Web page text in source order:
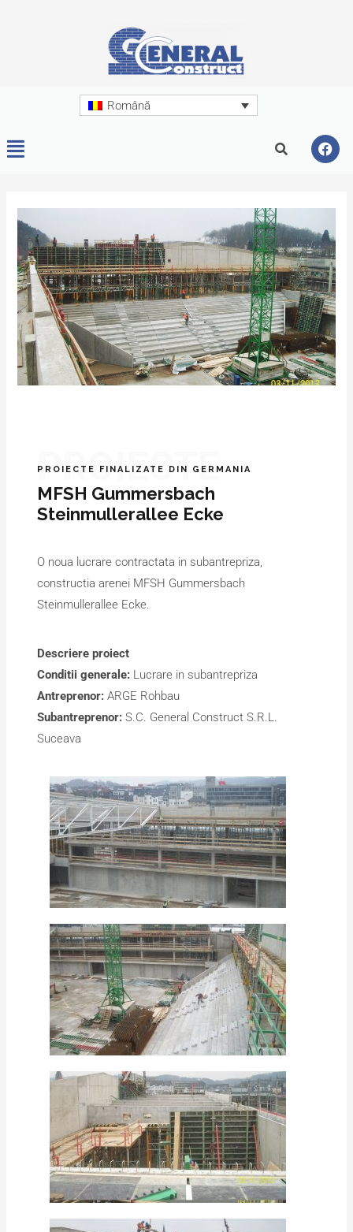
Română
PROIECTE
PROIECTE FINALIZATE DIN GERMANIA
MFSH Gummersbach
Steinmullerallee Ecke
O noua lucrare contractata in subantrepriza,
constructia arenei MFSH Gummersbach
Steinmullerallee Ecke.
Descriere proiect
Conditii generale: Lucrare in subantrepriza
Antreprenor: ARGE Rohbau
Subantreprenor: S.C. General Construct S.R.L.
Suceava